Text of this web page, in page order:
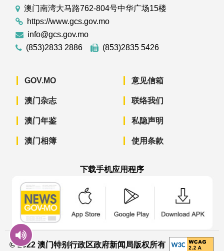
澳门南湾大马路762-804号中华广场15楼
https://www.gcs.gov.mo
info@gcs.gov.mo
(853)2833 2886
(853)2835 5426
GOV.MO
澳门杂志
澳门年鉴
澳门相簿
意见信箱
联络我们
私隐声明
使用条款
下载手机应用程序
© 2022 澳门特别行政区政府新闻局版权所有